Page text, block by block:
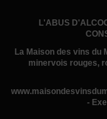
L'ABUS
La Maison des vins du
minervois rouges,
www.
-